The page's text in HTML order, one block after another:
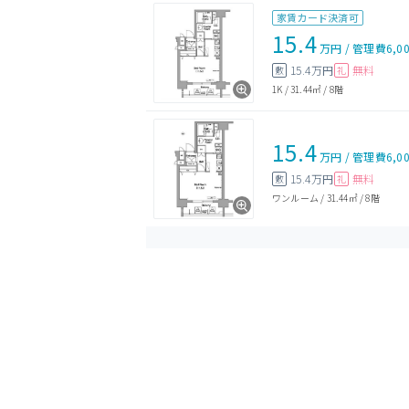
家賃カード決済可
15.4万円 /管理費
敷 15.4万円 礼 無料
1K /31.44㎡ / 8階
15.4万円 /管理費
敷 15.4万円 礼 無料
ワンルーム / 31.44㎡/8階